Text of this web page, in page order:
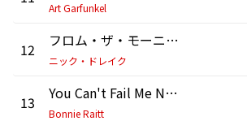
Art Garfunkel
12 フロム・ザ・モーニング
ニック・ドレイク
13 You Can't Fail Me Now
Bonnie Raitt